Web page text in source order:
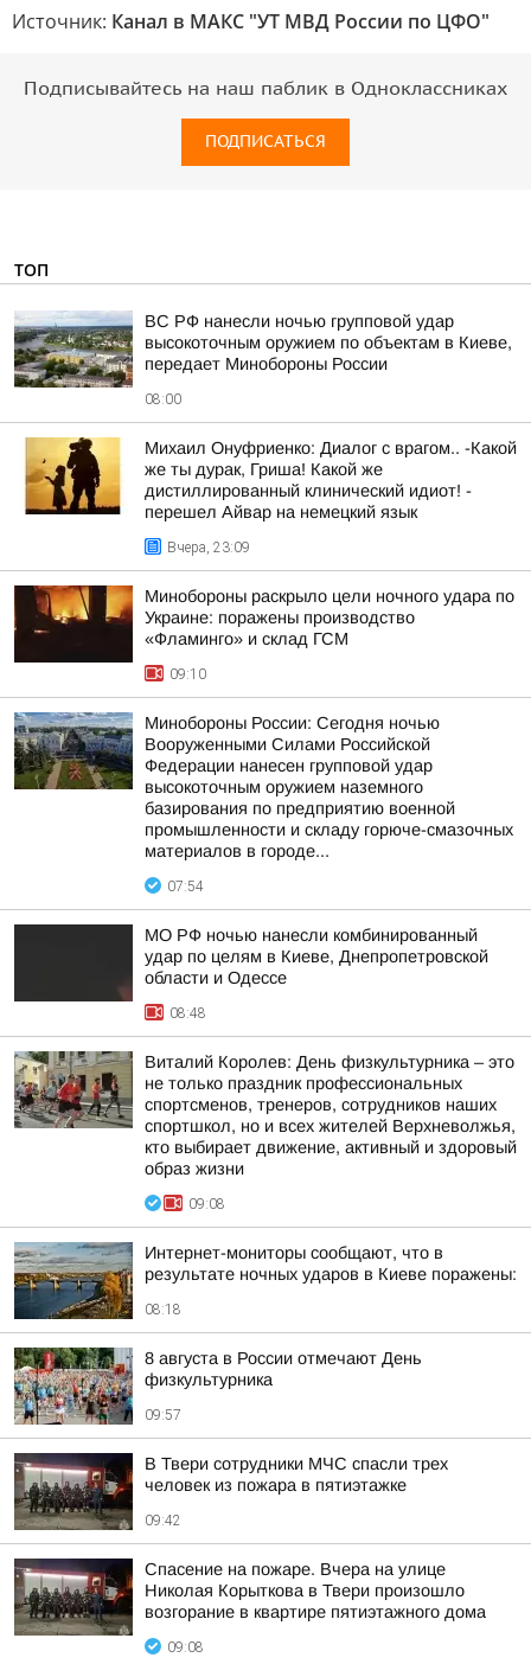
Источник: Канал в МАКС "УТ МВД России по ЦФО"
Подписывайтесь на наш паблик в Одноклассниках
ПОДПИСАТЬСЯ
ТОП
ВС РФ нанесли ночью групповой удар
высокоточным оружием по объектам в Киеве,
передает Минобороны России
08:00
Михаил Онуфриенко: Диалог с врагом.. -Какой
же ты дурак, Гриша! Какой же
дистиллированный клинический идиот! -
перешел Айвар на немецкий язык
Вчера, 23:09
Минобороны раскрыло цели ночного удара по
Украине: поражены производство
«Фламинго» и склад ГСМ
09:10
Минобороны России: Сегодня ночью
Вооруженными Силами Российской
Федерации нанесен групповой удар
высокоточным оружием наземного
базирования по предприятию военной
промышленности и складу горюче-смазочных
материалов в городе...
07:54
МО РФ ночью нанесли комбинированный
удар по целям в Киеве, Днепропетровской
области и Одессе
08:48
Виталий Королев: День физкультурника – это
не только праздник профессиональных
спортсменов, тренеров, сотрудников наших
спортшкол, но и всех жителей Верхневолжья,
кто выбирает движение, активный и здоровый
образ жизни
09:08
Интернет-мониторы сообщают, что в
результате ночных ударов в Киеве поражены:
08:18
8 августа в России отмечают День
физкультурника
09:57
В Твери сотрудники МЧС спасли трех
человек из пожара в пятиэтажке
09:42
Спасение на пожаре. Вчера на улице
Николая Корыткова в Твери произошло
возгорание в квартире пятиэтажного дома
09:08